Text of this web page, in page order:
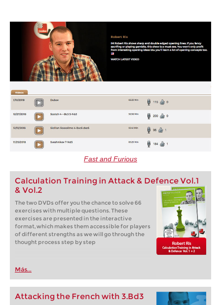
Fast and Furious
Calculation Training in Attack & Defence Vol.1
& Vol.2
The two DVDs offer you the chance to solve 66
exercises with multiple questions. These
exercises are presented in the interactive
format, which makes them accessible for players
of different strengths as we will go through the
thought process step by step
Más...
Attacking the French with 3.Bd3